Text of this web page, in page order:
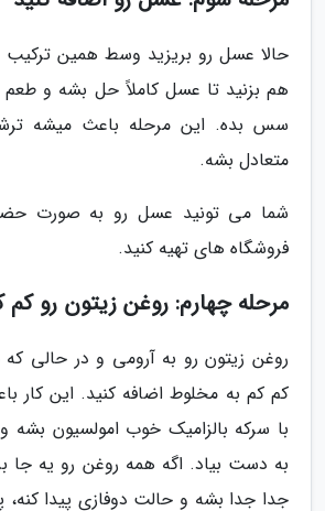
حالا عسل رو بریزید وسط همین ترکیب
هم بزنید تا عسل کاملاً حل بشه و طعم
سس بده. این مرحله باعث میشه
متعادل بشه.
شما می تونید عسل رو به صورت
فروشگاه های تهیه کنید.
مرحله چهارم: روغن زیتون رو کم
روغن زیتون رو به آرومی و در حالی
کم کم به مخلوط اضافه کنید. این کار
با سرکه بالزامیک خوب امولسیون بشه
به دست بیاد. اگه همه روغن رو یه جا
جدا جدا بشه و حالت دوفازی پیدا